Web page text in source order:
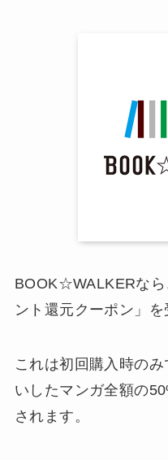
BOOK☆WALKERなら
ント還元クーポン」を
これは初回購入時の
いしたマンガ全額の
されます。